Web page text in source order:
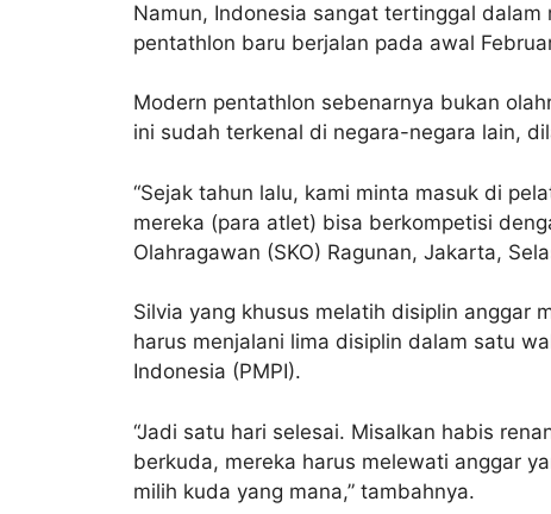
Namun, Indonesia sangat tertinggal
pentathlon baru berjalan pada awal
Modern pentathlon sebenarnya bukan
ini sudah terkenal di negara-negara lain,
“Sejak tahun lalu, kami minta masuk di
mereka (para atlet) bisa berkompetisi
Olahragawan (SKO) Ragunan, Jakarta,
Silvia yang khusus melatih disiplin anggar
harus menjalani lima disiplin dalam satu
Indonesia (PMPI).
“Jadi satu hari selesai. Misalkan habis
berkuda, mereka harus melewati anggar
milih kuda yang mana,” tambahnya.